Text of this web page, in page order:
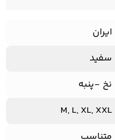
ایران
سفید
نخ -پنبه
M, L, XL, XXL
متناسب